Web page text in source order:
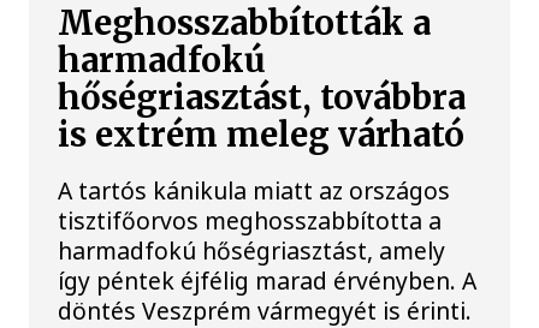
Meghosszabbították a
harmadfokú
hőségriasztást, továbbra
is extrém meleg várható
A tartós kánikula miatt az országos
tisztifőorvos meghosszabbította a
harmadfokú hőségriasztást, amely
így péntek éjfélig marad érvényben. A
döntés Veszprém vármegyét is érinti.